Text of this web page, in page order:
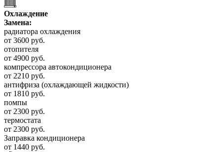
Охлаждение
Замена:
радиатора охлаждения
от 3600 руб.
отопителя
от 4900 руб.
компрессора автокондиционера
от 2210 руб.
антифриза (охлаждающей жидкости)
от 1810 руб.
помпы
от 2300 руб.
термостата
от 2300 руб.
Заправка кондиционера
от 1440 руб.